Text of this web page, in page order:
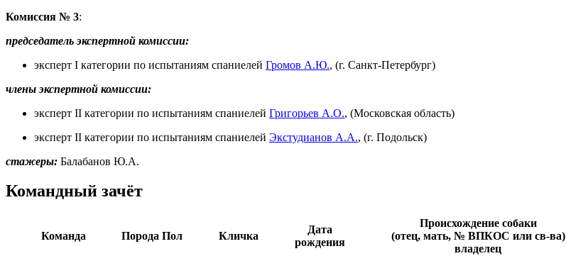
Комиссия № 3:
председатель экспертной комиссии:
эксперт I категории по испытаниям спаниелей Громов А.Ю., (г. Санкт-Петербург)
члены экспертной комиссии:
эксперт II категории по испытаниям спаниелей Григорьев А.О., (Московская область)
эксперт II категории по испытаниям спаниелей Экстудианов А.А., (г. Подольск)
стажеры: Балабанов Ю.А.
Командный зачёт
Команда Порода Пол Кличка
Дата
рождения
Происхождение собаки
(отец, мать, № ВПКОС или св-ва)
владелец